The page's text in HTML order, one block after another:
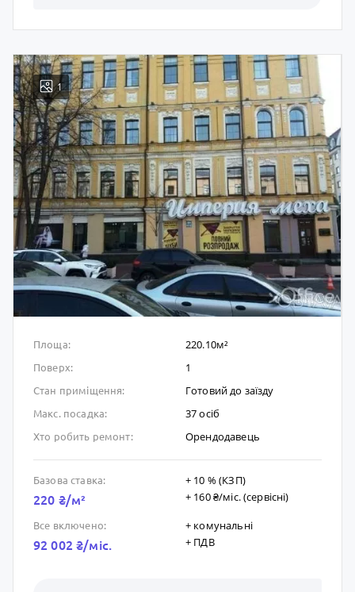
1
Площа: 220.10м²
Поверх: 1
Стан приміщення: Готовий до заïзду
Макс. посадка: 37 осіб
Хто робить ремонт: Орендодавець
Базова ставка:
220 ₴/м²
+ 10 % (КЗП)
+ 160 ₴/мic. (сервісні)
Все включено:
92 002 ₴/мic.
+ комунальні
+ ПДВ